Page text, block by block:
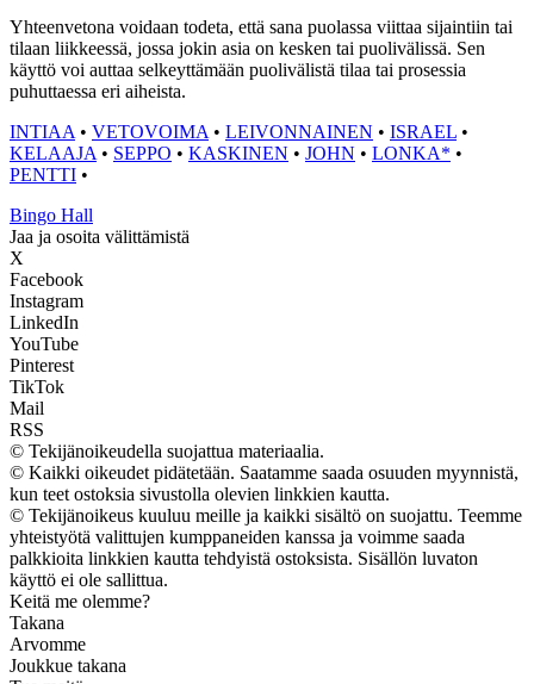
Yhteenvetona voidaan todeta, että sana puolassa viittaa sijaintiin tai
tilaan liikkeessä, jossa jokin asia on kesken tai puolivälissä. Sen
käyttö voi auttaa selkeyttämään puolivälistä tilaa tai prosessia
puhuttaessa eri aiheista.
INTIAA • VETOVOIMA • LEIVONNAINEN • ISRAEL •
KELAAJA • SEPPO • KASKINEN • JOHN • LONKA* •
PENTTI •
Bingo Hall
Jaa ja osoita välittämistä
X
Facebook
Instagram
LinkedIn
YouTube
Pinterest
TikTok
Mail
RSS
© Tekijänoikeudella suojattua materiaalia.
© Kaikki oikeudet pidätetään. Saatamme saada osuuden myynnistä,
kun teet ostoksia sivustolla olevien linkkien kautta.
© Tekijänoikeus kuuluu meille ja kaikki sisältö on suojattu. Teemme
yhteistyötä valittujen kumppaneiden kanssa ja voimme saada
palkkioita linkkien kautta tehdyistä ostoksista. Sisällön luvaton
käyttö ei ole sallittua.
Keitä me olemme?
Takana
Arvomme
Joukkue takana